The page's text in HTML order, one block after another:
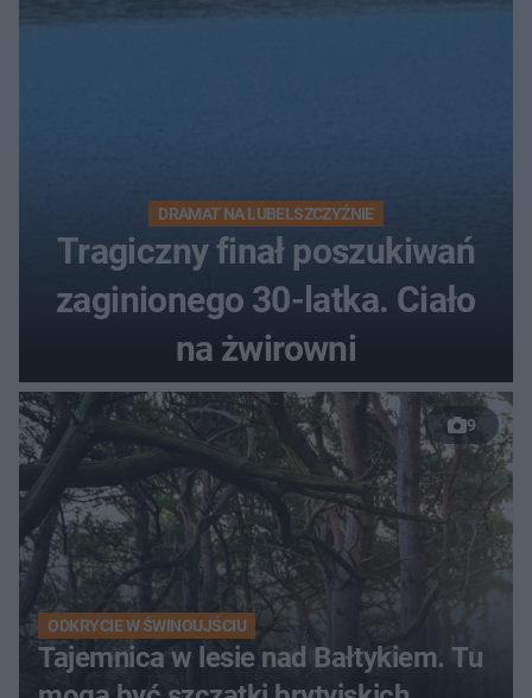
DRAMAT NA LUBELSZCZYŹNIE
Tragiczny finał poszukiwań
zaginionego 30-latka. Ciało
na żwirowni
9
ODKRYCIE W ŚWINOUJŚCIU
Tajemnica w lesie nad Bałtykiem. Tu